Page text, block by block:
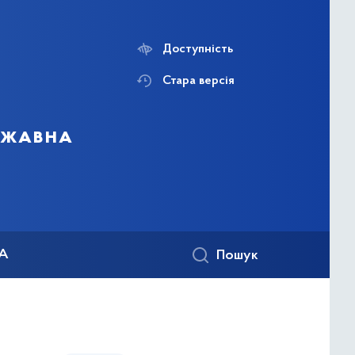
Доступність
Стара версія
Пошук